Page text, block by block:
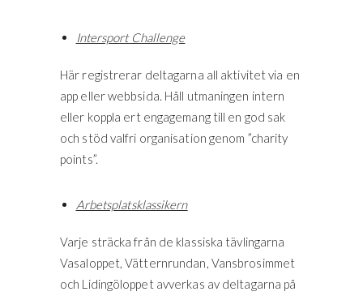
Intersport Challenge
Här registrerar deltagarna all aktivitet via en
app eller webbsida. Håll utmaningen intern
eller koppla ert engagemang till en god sak
och stöd valfri organisation genom ”charity
points”.
Arbetsplatsklassikern
Varje sträcka från de klassiska tävlingarna
Vasaloppet, Vätternrundan, Vansbrosimmet
och Lidingöloppet avverkas av deltagarna på